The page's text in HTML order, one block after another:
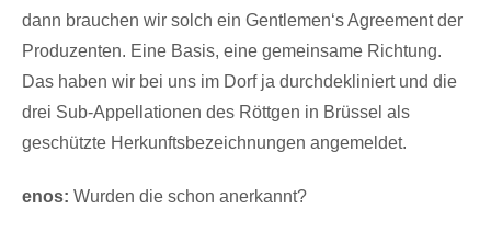
dann brauchen wir solch ein Gentlemen‘s Agreement der
Produzenten. Eine Basis, eine gemeinsame Richtung.
Das haben wir bei uns im Dorf ja durchdekliniert und die
drei Sub-Appellationen des Röttgen in Brüssel als
geschützte Herkunftsbezeichnungen angemeldet.
enos: Wurden die schon anerkannt?